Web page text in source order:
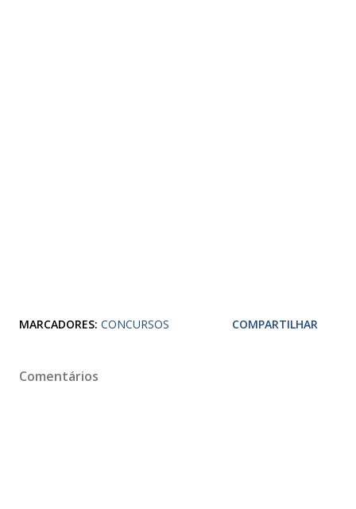
MARCADORES: CONCURSOS COMPARTILHAR
Comentários